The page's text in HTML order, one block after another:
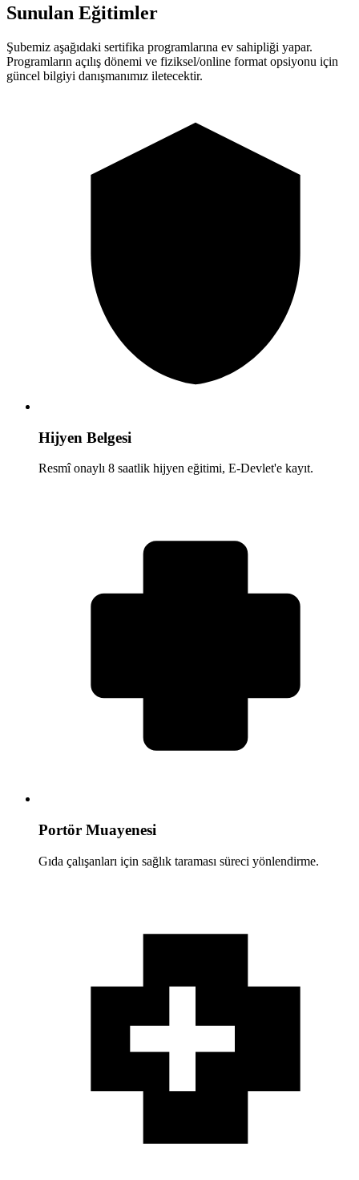
Sunulan Eğitimler
Şubemiz aşağıdaki sertifika programlarına ev sahipliği yapar.
Programların açılış dönemi ve fiziksel/online format opsiyonu için
güncel bilgiyi danışmanımız iletecektir.
Hijyen Belgesi
Resmî onaylı 8 saatlik hijyen eğitimi, E-Devlet'e kayıt.
Portör Muayenesi
Gıda çalışanları için sağlık taraması süreci yönlendirme.